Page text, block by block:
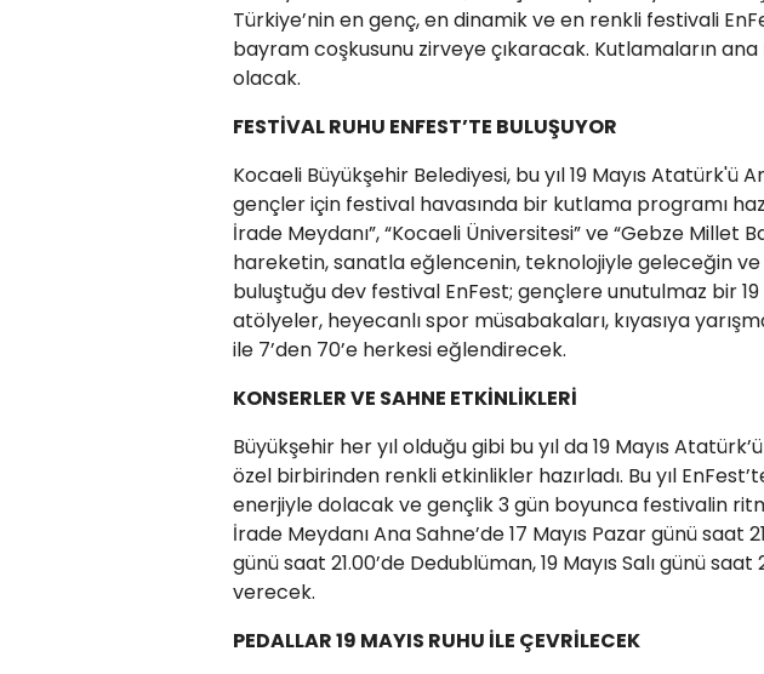
Türkiye’nin en genç, en dinamik ve en renkli festivali
bayram coşkusunu zirveye çıkaracak. Kutlamaların
olacak.
FESTİVAL RUHU ENFEST’TE BULUŞUYOR
Kocaeli Büyükşehir Belediyesi, bu yıl 19 Mayıs Atatürk'ü
gençler için festival havasında bir kutlama programı
İrade Meydanı”, “Kocaeli Üniversitesi” ve “Gebze Millet
hareketin, sanatla eğlencenin, teknolojiyle geleceğin
buluştuğu dev festival EnFest; gençlere unutulmaz bir
atölyeler, heyecanlı spor müsabakaları, kıyasıya
ile 7’den 70’e herkesi eğlendirecek.
KONSERLER VE SAHNE ETKİNLİKLERİ
Büyükşehir her yıl olduğu gibi bu yıl da 19 Mayıs
özel birbirinden renkli etkinlikler hazırladı. Bu yıl
enerjiyle dolacak ve gençlik 3 gün boyunca festivalin
İrade Meydanı Ana Sahne’de 17 Mayıs Pazar günü saat
günü saat 21.00’de Dedublüman, 19 Mayıs Salı günü
verecek.
PEDALLAR 19 MAYIS RUHU İLE ÇEVRİLECEK